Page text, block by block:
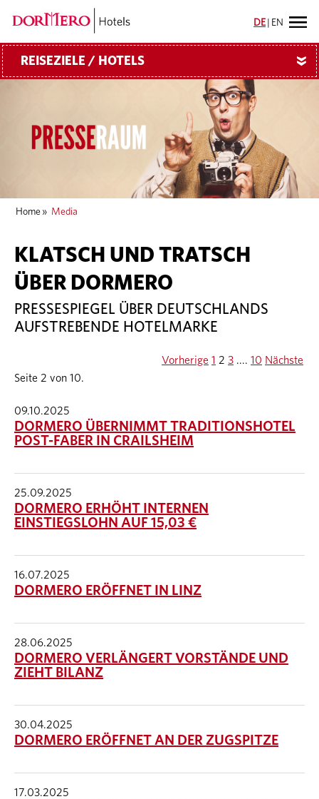
DE EN
REISEZIELE / HOTELS »
Home » Media
KLATSCH UND TRATSCH
ÜBER DORMERO
PRESSESPIEGEL ÜBER DEUTSCHLANDS
AUFSTREBENDE HOTELMARKE
Seite 2 von 10.
Vorherige 1 2 3 .... 10 Nächste
09.10.2025
DORMERO ÜBERNIMMT TRADITIONSHOTEL
POST-FABER IN CRAILSHEIM
25.09.2025
DORMERO ERHÖHT INTERNEN
EINSTIEGSLOHN AUF 15,03 €
16.07.2025
DORMERO ERÖFFNET IN LINZ
28.06.2025
DORMERO VERLÄNGERT VORSTÄNDE UND
ZIEHT BILANZ
30.04.2025
DORMERO ERÖFFNET AN DER ZUGSPITZE
17.03.2025